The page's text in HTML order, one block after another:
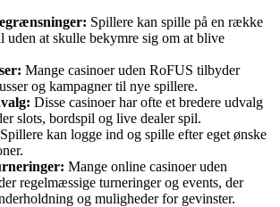
Spillere kan spille på en række
uden at skulle bekymre sig om at blive
Mange casinoer uden RoFUS tilbyder
og kampagner til nye spillere.
Disse casinoer har ofte et bredere udvalg
slots, bordspil og live dealer spil.
Spillere kan logge ind og spille efter eget ønske
Mange online casinoer uden
regelmæssige turneringer og events, der
og muligheder for gevinster.